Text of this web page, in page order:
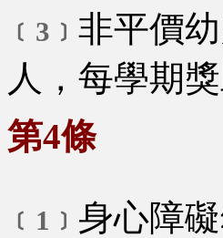
﹝3﹞ 非平價
人，每學期
第4條
﹝1﹞ 身心障